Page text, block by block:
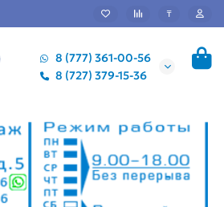
₸
8 (777) 361-00-56
8 (727) 379-15-36